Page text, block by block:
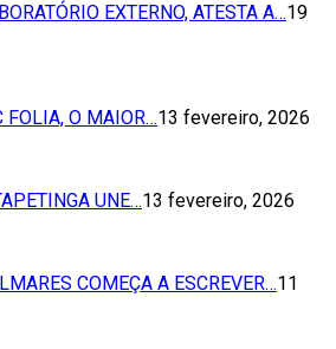
EXTERNO, ATESTA A…19
FOLIA, O MAIOR…13 fevereiro, 2026
UNE…13 fevereiro, 2026
COMEÇA A ESCREVER…11